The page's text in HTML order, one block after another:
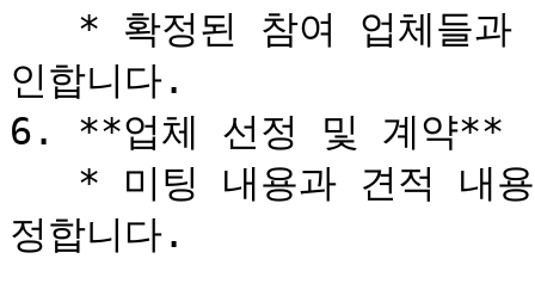
인합니다.
6. **업체 선정 및 계약**
정합니다.